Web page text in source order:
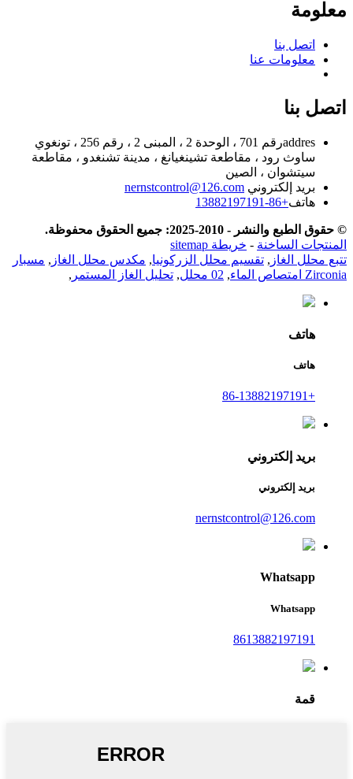
معلومة
اتصل بنا
معلومات عنا
اتصل بنا
addres
رقم 701 ، الوحدة 2 ، المبنى 2 ، رقم 256 ، تونغوي
ساوث رود ، مقاطعة تشينغيانغ ، مدينة تشنغدو ، مقاطعة
سيتشوان ، الصين
بريد إلكتروني nernstcontrol@126.com
هاتف+86-13882197191
© حقوق الطبع والنشر - 2010-2025: جميع الحقوق محفوظة.
المنتجات الساخنة - خريطة sitemap
تتبع محلل الغاز , تقسيم محلل الزركونيا, مكدس محلل الغاز , مسبار
Zirconia امتصاص الماء
, 02 محلل , تحليل الغاز المستمر ,
هاتف
هاتف
+86-13882197191
بريد إلكتروني
بريد إلكتروني
nernstcontrol@126.com
Whatsapp
Whatsapp
8613882197191
قمة